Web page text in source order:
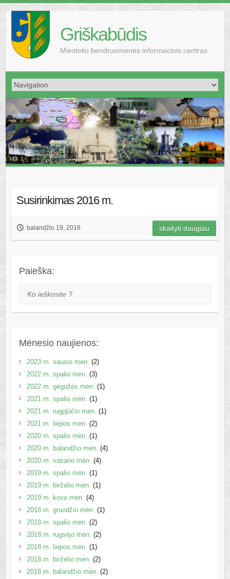
Griškabūdis
Miestelio bendruomenės informacinis centras
Susirinkimas 2016 m.
balandžio 19, 2016 skaityti daugiau
Paieška:
Ko ieškosite ?
Mėnesio naujienos:
2023 m. sausio mėn. (2)
2022 m. spalio mėn. (3)
2022 m. gegužės mėn. (1)
2021 m. spalio mėn. (1)
2021 m. rugpjūčio mėn. (1)
2021 m. liepos mėn. (2)
2020 m. spalio mėn. (1)
2020 m. balandžio mėn. (4)
2020 m. vasario mėn. (4)
2019 m. spalio mėn. (1)
2019 m. birželio mėn. (1)
2019 m. kovo mėn. (4)
2018 m. gruodžio mėn. (1)
2018 m. spalio mėn. (2)
2018 m. rugsėjo mėn. (2)
2018 m. liepos mėn. (1)
2018 m. birželio mėn. (2)
2018 m. balandžio mėn. (2)